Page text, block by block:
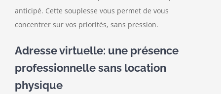
anticipé. Cette souplesse vous permet de vous
concentrer sur vos priorités, sans pression.
Adresse virtuelle: une présence
professionnelle sans location
physique